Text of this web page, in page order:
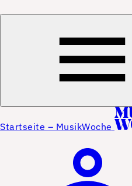
Startseite – MusikWoche